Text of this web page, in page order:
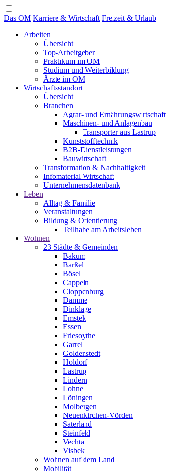
Das OM Karriere & Wirtschaft Freizeit & Urlaub
Arbeiten
Übersicht
Top-Arbeitgeber
Praktikum im OM
Studium und Weiterbildung
Ärzte im OM
Wirtschaftsstandort
Übersicht
Branchen
Agrar- und Ernährungswirtschaft
Maschinen- und Anlagenbau
Transporter aus Lastrup
Kunststofftechnik
B2B-Dienstleistungen
Bauwirtschaft
Transformation & Nachhaltigkeit
Infomaterial Wirtschaft
Unternehmensdatenbank
Leben
Alltag & Familie
Veranstaltungen
Bildung & Orientierung
Teilhabe am Arbeitsleben
Wohnen
23 Städte & Gemeinden
Bakum
Barßel
Bösel
Cappeln
Cloppenburg
Damme
Dinklage
Emstek
Essen
Friesoythe
Garrel
Goldenstedt
Holdorf
Lastrup
Lindern
Lohne
Löningen
Molbergen
Neuenkirchen-Vörden
Saterland
Steinfeld
Vechta
Visbek
Wohnen auf dem Land
Mobilität